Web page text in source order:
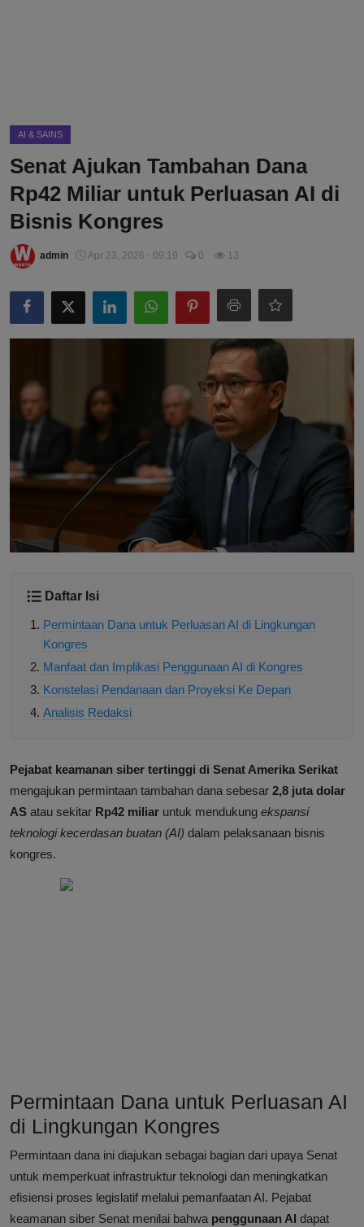
AI & SAINS
Senat Ajukan Tambahan Dana
Rp42 Miliar untuk Perluasan AI di
Bisnis Kongres
admin Apr 23, 2026 - 09:19 0 13
Daftar Isi
Permintaan Dana untuk Perluasan AI di Lingkungan
Kongres
Manfaat dan Implikasi Penggunaan AI di Kongres
Konstelasi Pendanaan dan Proyeksi Ke Depan
Analisis Redaksi
Pejabat keamanan siber tertinggi di Senat Amerika Serikat
mengajukan permintaan tambahan dana sebesar 2,8 juta dolar
AS atau sekitar Rp42 miliar untuk mendukung ekspansi
teknologi kecerdasan buatan (AI) dalam pelaksanaan bisnis
kongres.
Permintaan Dana untuk Perluasan AI
di Lingkungan Kongres
Permintaan dana ini diajukan sebagai bagian dari upaya Senat
untuk memperkuat infrastruktur teknologi dan meningkatkan
efisiensi proses legislatif melalui pemanfaatan AI. Pejabat
keamanan siber Senat menilai bahwa penggunaan AI dapat